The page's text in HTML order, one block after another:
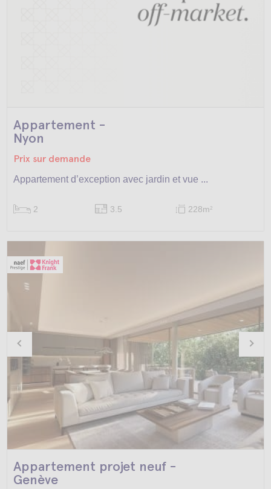
Appartement -
Nyon
Prix sur demande
Appartement d’exception avec jardin et vue ...
2 3.5 228m2
Appartement projet neuf -
Genève